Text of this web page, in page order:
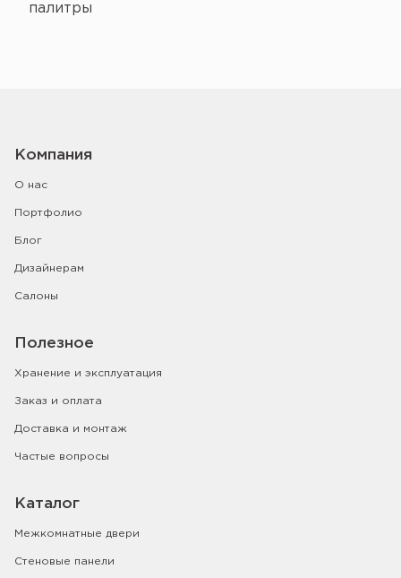
палитры
Компания
О нас
Портфолио
Блог
Дизайнерам
Салоны
Полезное
Хранение и эксплуатация
Заказ и оплата
Доставка и монтаж
Частые вопросы
Каталог
Межкомнатные двери
Стеновые панели